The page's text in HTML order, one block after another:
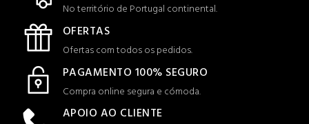
No território de Portugal continental.
OFERTAS
Ofertas com todos os pedidos.
PAGAMENTO 100% SEGURO
Compra online segura e cómoda.
APOIO AO CLIENTE